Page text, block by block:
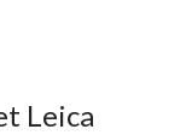
Leica